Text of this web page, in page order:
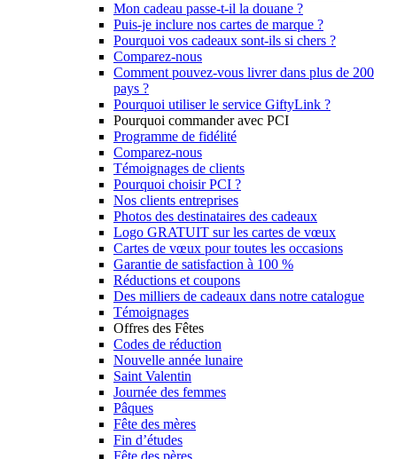
Mon cadeau passe-t-il la douane ?
Puis-je inclure nos cartes de marque ?
Pourquoi vos cadeaux sont-ils si chers ?
Comparez-nous
Comment pouvez-vous livrer dans plus de 200
pays ?
Pourquoi utiliser le service GiftyLink ?
Pourquoi commander avec PCI
Programme de fidélité
Comparez-nous
Témoignages de clients
Pourquoi choisir PCI ?
Nos clients entreprises
Photos des destinataires des cadeaux
Logo GRATUIT sur les cartes de vœux
Cartes de vœux pour toutes les occasions
Garantie de satisfaction à 100 %
Réductions et coupons
Des milliers de cadeaux dans notre catalogue
Témoignages
Offres des Fêtes
Codes de réduction
Nouvelle année lunaire
Saint Valentin
Journée des femmes
Pâques
Fête des mères
Fin d’études
Fête des pères